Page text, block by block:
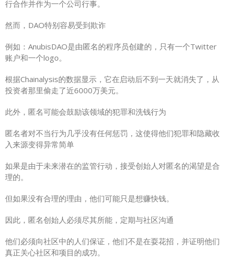
行合作并作为一个公司行事。
然而，DAO特别容易受到欺诈
例如：AnubisDAO是由匿名的程序员创建的，只有一个Twitter
账户和一个logo。
根据Chainalysis的数据显示，它在启动后不到一天就消失了，从
投资者那里偷走了近6000万美元。
此外，匿名可能会鼓励该领域的犯罪和洗钱行为
匿名者对不当行为几乎没有任何惩罚，这使得他们犯罪和隐藏收
入来源变得异常简单
如果是由于未来潜在的监管行动，接受创始人对匿名的渴望是合
理的。
但如果没有合理的理由，他们可能只是想赚快钱。
因此，匿名创始人必须尽其所能，定期与社区沟通
他们必须向社区中的人们保证，他们不是在耍花招，并证明他们
真正关心社区和项目的成功。